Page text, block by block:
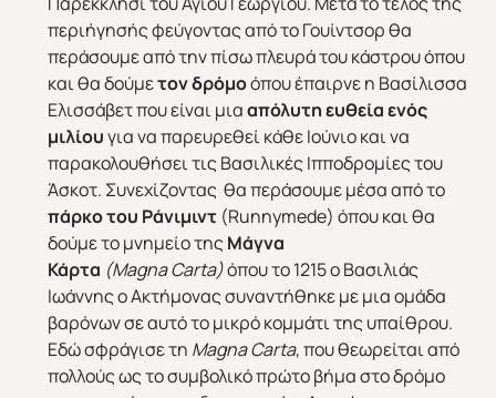
ΕΥΡΩΠΗ ΑΜΕΡΙΚΗ
περιήγησής φεύγοντας από το Γουίντσορ θα
περάσουμε από την πίσω πλευρά του κάστρου όπου
και θα δούμετον δρόμοόπου έπαιρνε η Βασίλισσα
Ελισσάβετ που είναι μιααπόλυτη ευθεία ενός
μιλίουγια να παρευρεθεί κάθε Ιούνιο και να
παρακολουθήσει τις Βασιλικές Ιπποδρομίες του
Άσκοτ. Συνεχίζοντας θα περάσουμε μέσα από το
πάρκο του Ράνιμιντ (Runnymede) όπου και θα
δούμε το μνημείο τηςΜάγνα
Κάρτα (MagnaCarta)όπου το 1215 ο Βασιλιάς
Ιωάννης ο Ακτήμονας συναντήθηκε με μια ομάδα
βαρόνων σε αυτό το μικρό κομμάτι της υπαίθρου.
Εδώ σφράγισε τη MagnaCarta, που θεωρείται από
πολλούς ως το συμβολικό πρώτο βήμα στο δρόμο